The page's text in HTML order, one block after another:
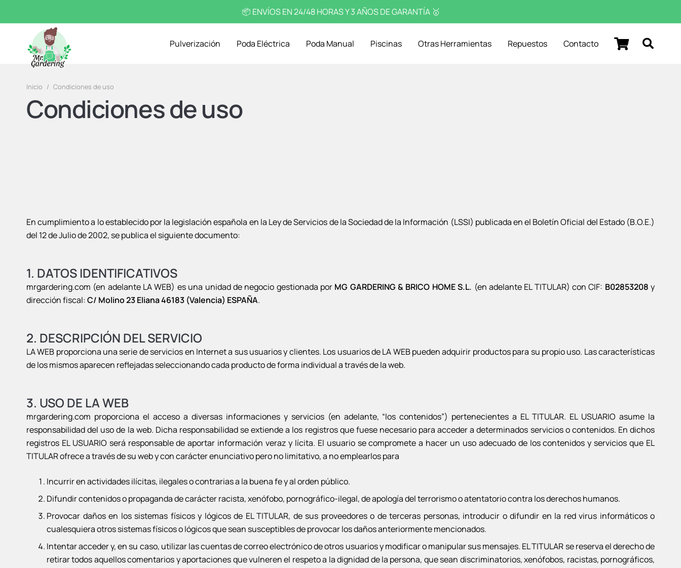
📦 ENVÍOS EN 24/48 HORAS Y 3 AÑOS DE GARANTÍA 🥇
Pulverización Poda Eléctrica Poda Manual Piscinas Otras Herramientas Repuestos Contacto
Inicio / Condiciones de uso
Condiciones de uso
En cumplimiento a lo establecido por la legislación española en la Ley de Servicios de la Sociedad de la Información (LSSI) publicada en el Boletín Oficial del Estado (B.O.E.)
del 12 de Julio de 2002, se publica el siguiente documento:
1. DATOS IDENTIFICATIVOS
mrgardering.com (en adelante LA WEB) es una unidad de negocio gestionada por MG GARDERING & BRICO HOME S.L. (en adelante EL TITULAR) con CIF: B02853208y
dirección fiscal:C/ Molino 23 Eliana 46183 (Valencia) ESPAÑA.
2. DESCRIPCIÓN DEL SERVICIO
LA WEB proporciona una serie de servicios en Internet a sus usuarios y clientes. Los usuarios de LA WEB pueden adquirir productos para su propio uso. Las características
de los mismos aparecen reflejadas seleccionando cada producto de forma individual a través de la web.
3. USO DE LA WEB
mrgardering.com proporciona el acceso a diversas informaciones y servicios (en adelante, “los contenidos”) pertenecientes a EL TITULAR. EL USUARIO asume la
responsabilidad del uso de la web. Dicha responsabilidad se extiende a los registros que fuese necesario para acceder a determinados servicios o contenidos. En dichos
registros EL USUARIO será responsable de aportar información veraz y lícita. El usuario se compromete a hacer un uso adecuado de los contenidos y servicios que EL
TITULAR ofrece a través de su web y con carácter enunciativo pero no limitativo, a no emplearlos para
Incurrir en actividades ilícitas, ilegales o contrarias a la buena fe y al orden público.
Difundir contenidos o propaganda de carácter racista, xenófobo, pornográfico-ilegal, de apología del terrorismo o atentatorio contra los derechos humanos.
Provocar daños en los sistemas físicos y lógicos de EL TITULAR, de sus proveedores o de terceras personas, introducir o difundir en la red virus informáticos o
cualesquiera otros sistemas físicos o lógicos que sean susceptibles de provocar los daños anteriormente mencionados.
Intentar acceder y, en su caso, utilizar las cuentas de correo electrónico de otros usuarios y modificar o manipular sus mensajes. EL TITULAR se reserva el derecho de
retirar todos aquellos comentarios y aportaciones que vulneren el respeto a la dignidad de la persona, que sean discriminatorios, xenófobos, racistas, pornográficos,